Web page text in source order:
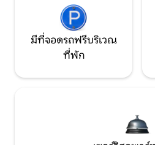
มีที่จอดรถฟรีบริเวณ
ที่พัก